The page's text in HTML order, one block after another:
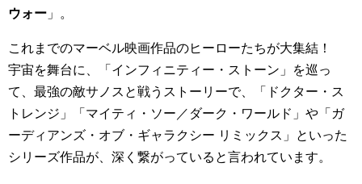
ウォー 」。
これまでのマーベル映画作品のヒーローたちが大集結！
宇宙を舞台に、「インフィニティー・ストーン」を巡っ
て、最強の敵サノスと戦うストーリーで、「ドクター・ス
トレンジ」「マイティ・ソー／ダーク・ワールド」や「ガ
ーディアンズ・オブ・ギャラクシー リミックス」といった
シリーズ作品が、深く繋がっていると言われています。